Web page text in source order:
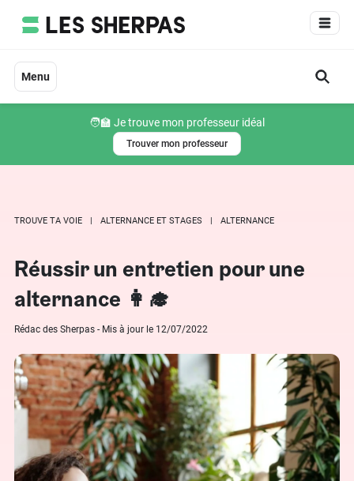
Menu
🧑‍🏫 Je trouve mon professeur idéal
Trouver mon professeur
TROUVE TA VOIE ALTERNANCE ET STAGES ALTERNANCE
Réussir un entretien pour une
alternance 👩‍🎓
Rédac des Sherpas - Mis à jour le 12/07/2022